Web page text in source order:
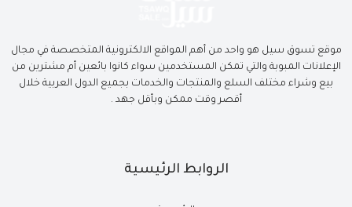
موقع تسوق سيل هو واحد من أهم المواقع الالكترونية المتخصصة في مجال
الإعلانات المبوبة والتي تمكن المستخدمين سواء كانوا بائعين أم مشترين من
بيع وشراء مختلف السلع والمنتجات والخدمات بجميع الدول العربية خلال
أقصر وقت ممكن وبأقل جهد .
الروابط الرئيسية